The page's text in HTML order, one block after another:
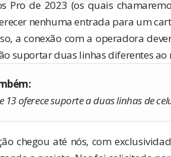
Pro de 2023 (os quais
nenhuma entrada para um
a conexão com a operadora
suportar duas linhas diferentes ao
13 oferece suporte a duas linhas de
chegou até nós, com